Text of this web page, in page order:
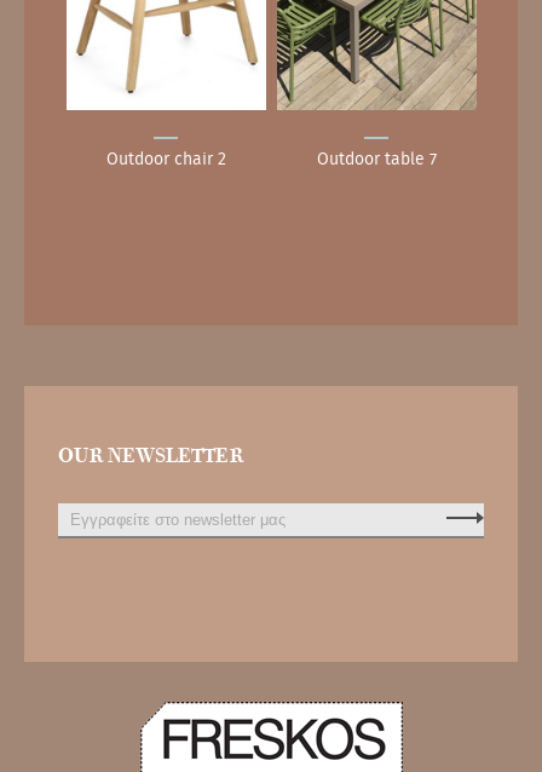
Outdoor chair 2 Outdoor table 7
OUR NEWSLETTER